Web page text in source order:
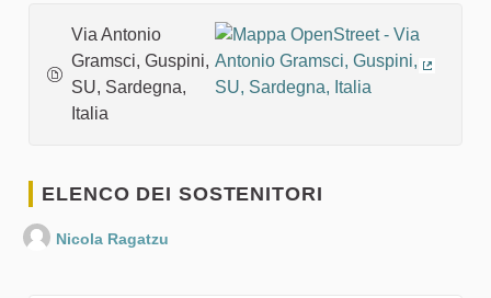
Via Antonio
Gramsci, Guspini,
SU, Sardegna,
Italia
ELENCO DEI SOSTENITORI
Nicola Ragatzu